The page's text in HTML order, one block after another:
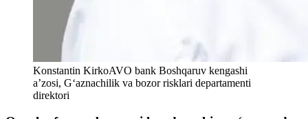
Konstantin KirkoAVO bank Boshqaruv kengashi
a’zosi, G‘aznachilik va bozor risklari departamenti
direktori